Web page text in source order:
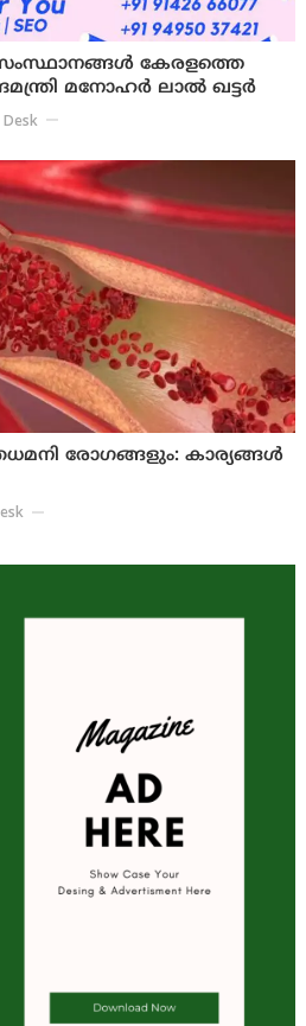
കേരളത്തെ
മനോഹർ ലാൽ ഖട്ടർ
Desk
രോഗങ്ങളും: കാര്യങ്ങൾ